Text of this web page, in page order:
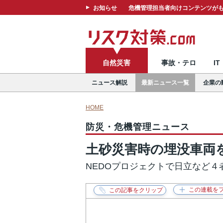
お知らせ 危機管理担当者向けコンテンツが
自然災害 事故・テロ IT
ニュース解説 最新ニュース一覧 企業の
HOME
防災・危機管理ニュース
土砂災害時の埋没車両
NEDOプロジェクトで日立など４